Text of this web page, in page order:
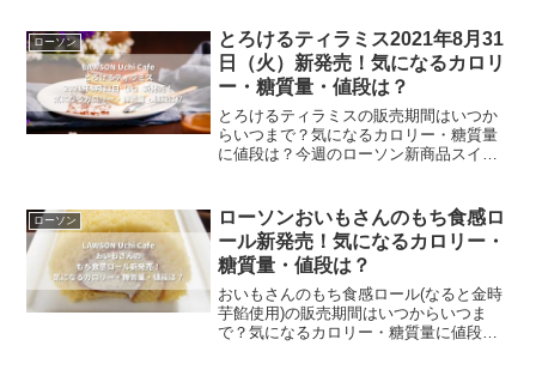
す。もちもち食感の生地で、ぷにぷに食
感のマシュマロクリーム...
ローソン
とろけるティラミス2021年8月31
日（火）新発売！気になるカロリ
ー・糖質量・値段は？
とろけるティラミスの販売期間はいつか
らいつまで？気になるカロリー・糖質量
に値段は？今週のローソン新商品スイー
ームチーズの2種類を使用した、コクのあ
るティラミスクリームに...
ローソン
ローソンおいもさんのもち食感ロ
ール新発売！気になるカロリー・
糖質量・値段は？
おいもさんのもち食感ロール(なると金時
芋餡使用)の販売期間はいつからいつま
で？気になるカロリー・糖質量に値段